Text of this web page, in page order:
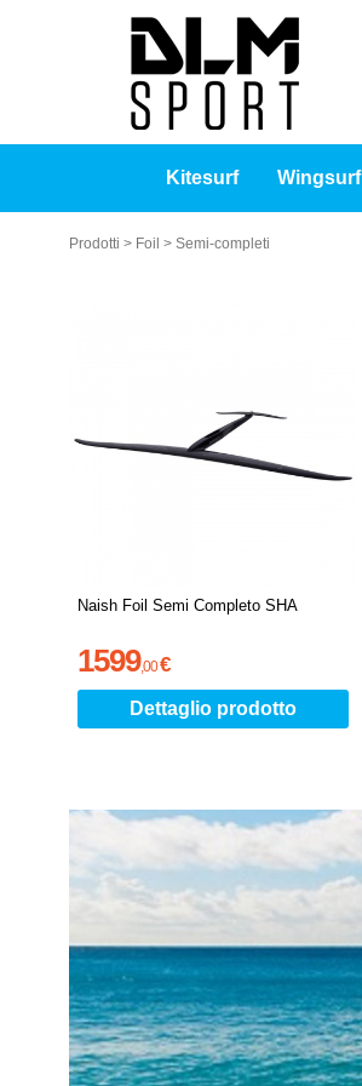
Kitesurf Wingsurf
Prodotti > Foil > Semi-completi
Naish Foil Semi Completo SHA
1599,00€
Dettaglio prodotto